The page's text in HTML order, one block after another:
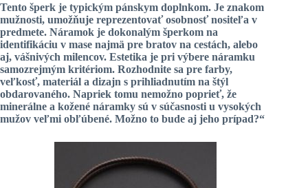
Tento šperk je typickým pánskym doplnkom. Je znakom
mužnosti, umožňuje reprezentovať osobnosť nositeľa v
predmete. Náramok je dokonalým šperkom na
identifikáciu v mase najmä pre bratov na cestách, alebo
aj, vášnivých milencov. Estetika je pri výbere náramku
samozrejmým kritériom. Rozhodnite sa pre farby,
veľkosť, materiál a dizajn s prihliadnutím na štýl
obdarovaného. Napriek tomu nemožno poprieť, že
minerálne a kožené náramky sú v súčasnosti u vysokých
mužov veľmi obľúbené. Možno to bude aj jeho prípad?“